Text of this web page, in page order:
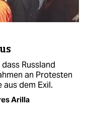
Russland
an Protesten
aus dem Exil.
Arilla